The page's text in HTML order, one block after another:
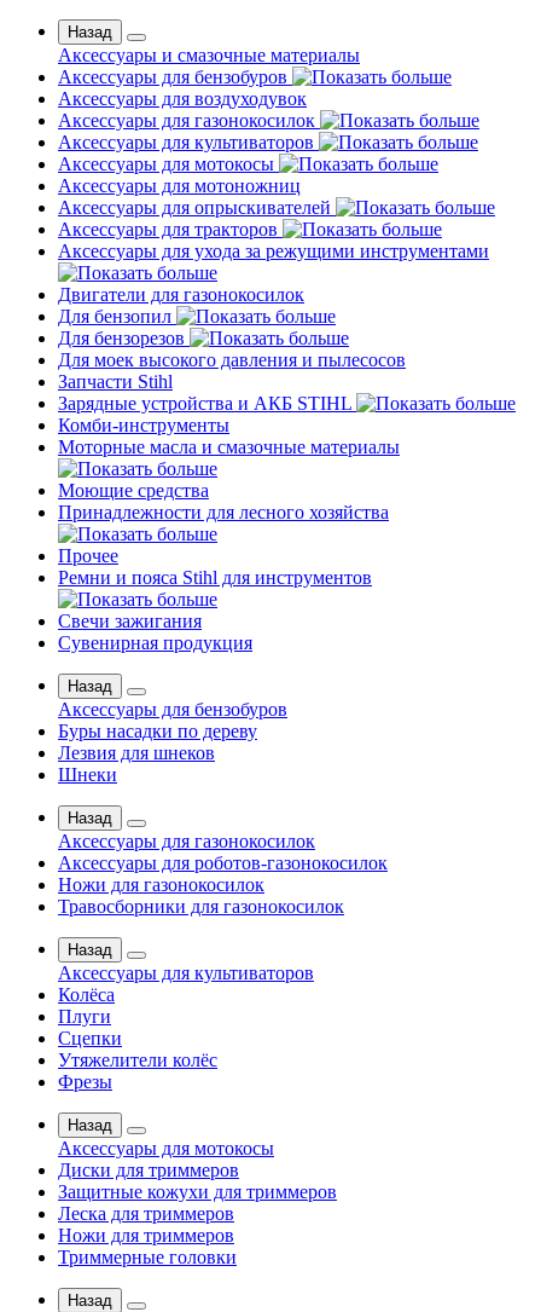
Назад
Аксессуары и смазочные материалы
Аксессуары для бензобуров
Аксессуары для воздуходувок
Аксессуары для газонокосилок
Аксессуары для культиваторов
Аксессуары для мотокосы
Аксессуары для мотоножниц
Аксессуары для опрыскивателей
Аксессуары для тракторов
Аксессуары для ухода за режущими инструментами
Двигатели для газонокосилок
Для бензопил
Для бензорезов
Для моек высокого давления и пылесосов
Запчасти Stihl
Зарядные устройства и АКБ STIHL
Комби-инструменты
Моторные масла и смазочные материалы
Моющие средства
Принадлежности для лесного хозяйства
Прочее
Ремни и пояса Stihl для инструментов
Свечи зажигания
Сувенирная продукция
Назад
Аксессуары для бензобуров
Буры насадки по дереву
Лезвия для шнеков
Шнеки
Назад
Аксессуары для газонокосилок
Аксессуары для роботов-газонокосилок
Ножи для газонокосилок
Травосборники для газонокосилок
Назад
Аксессуары для культиваторов
Колёса
Плуги
Сцепки
Утяжелители колёс
Фрезы
Назад
Аксессуары для мотокосы
Диски для триммеров
Защитные кожухи для триммеров
Леска для триммеров
Ножи для триммеров
Триммерные головки
Назад